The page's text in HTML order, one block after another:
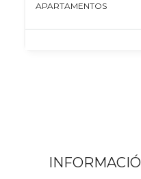
APARTAMENTOS